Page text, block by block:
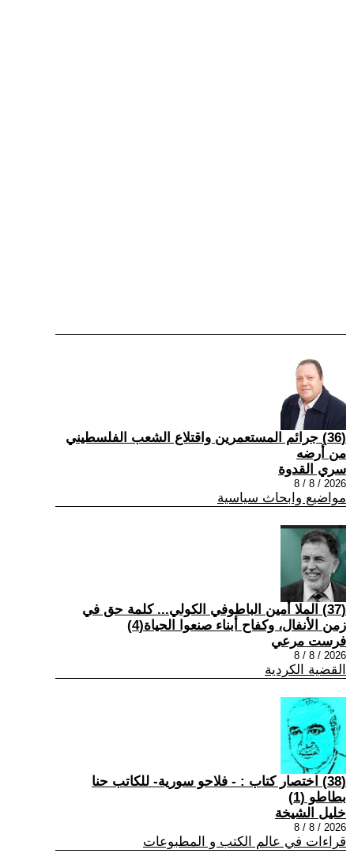
(36) جرائم المستعمرين واقتلاع الشعب الفلسطيني
من أرضه
سري القدوة
2026 / 8 / 8
مواضيع وابحاث سياسية
(37) الملا أمين الباطوفي الكولي... كلمة حق في
زمن الأنفال، وكفاح أبناء صنعوا الحياة(4)
فرست مرعي
2026 / 8 / 8
القضية الكردية
(38) اختصار كتاب : - فلاحو سورية- للكاتب حنا
بطاطو (1)
خليل الشيخة
2026 / 8 / 8
قراءات في عالم الكتب و المطبوعات